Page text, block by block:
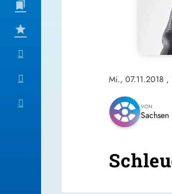
Mi., 07.11.2018 ,
VON
Sachsen